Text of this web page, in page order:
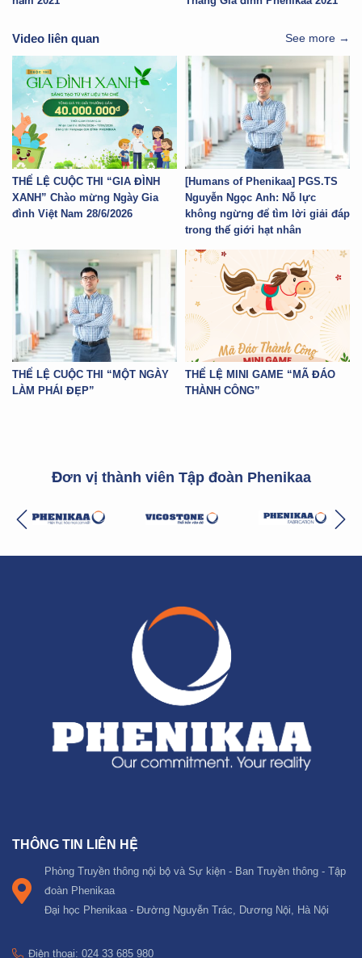
Video liên quan See more →
THỂ LỆ CUỘC THI “GIA ĐÌNH
XANH” Chào mừng Ngày Gia
đình Việt Nam 28/6/2026
[Humans of Phenikaa] PGS.TS
Nguyễn Ngọc Anh: Nỗ lực
không ngừng để tìm lời giải đáp
trong thế giới hạt nhân
THỂ LỆ CUỘC THI “MỘT NGÀY
LÀM PHÁI ĐẸP”
THỂ LỆ MINI GAME “MÃ ĐÁO
THÀNH CÔNG”
Đơn vị thành viên Tập đoàn Phenikaa
THÔNG TIN LIÊN HỆ
Phòng Truyền thông nội bộ và Sự kiện - Ban Truyền thông - Tập
đoàn Phenikaa
Đại học Phenikaa - Đường Nguyễn Trác, Dương Nội, Hà Nội
Điện thoại: 024 33 685 980